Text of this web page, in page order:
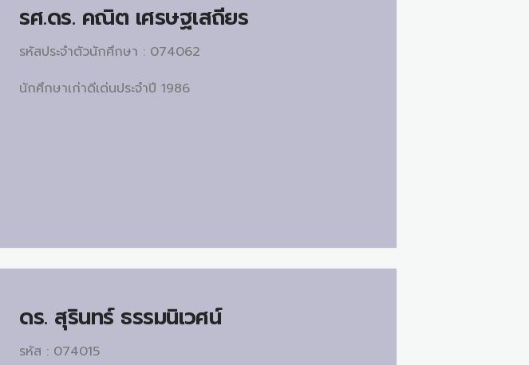
รศ.ดร. คณิต เศรษฐเสถียร
รหัสประจำตัวนักศึกษา : 074062
นักศึกษาเก่าดีเด่นประจำปี 1986
ดร. สุรินทร์ ธรรมนิเวศน์
รหัส : 074015